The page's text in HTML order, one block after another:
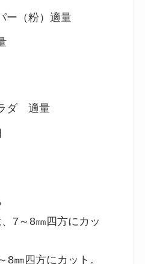
ー（粉）適量
ダ 適量
、7～8㎜四方にカッ
8㎜四方にカット。